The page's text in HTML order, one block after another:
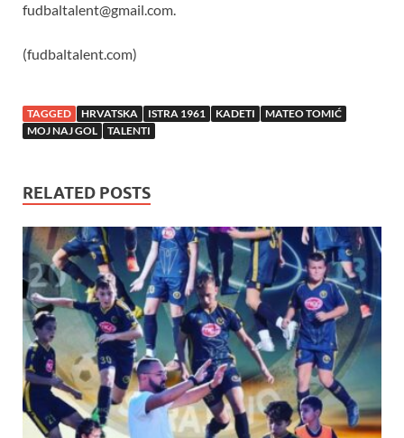
fudbaltalent@gmail.com
(fudbaltalent.com)
TAGGED HRVATSKA ISTRA 1961 KADETI
MATEO TOMIĆ
MOJ NAJ GOL
TALENTI
RELATED POSTS